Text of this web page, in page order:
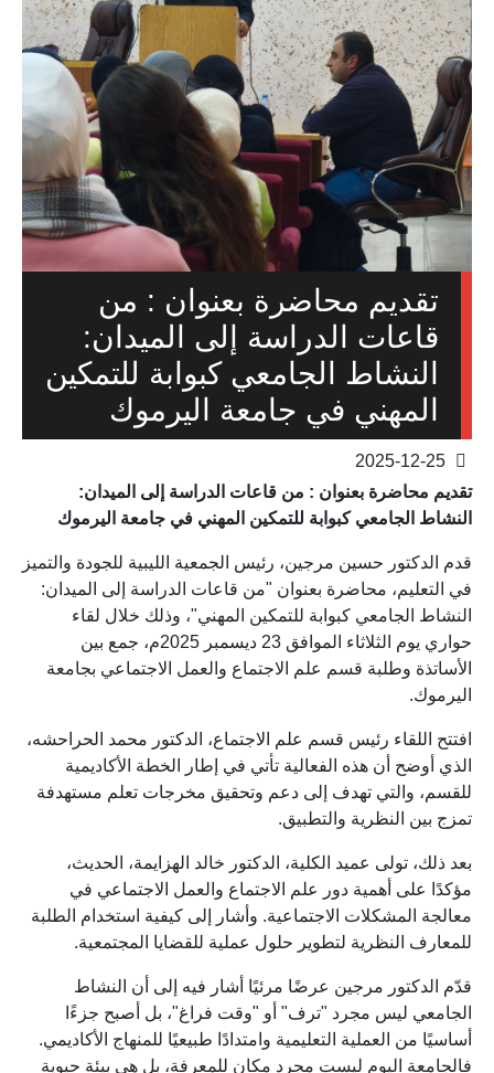
تقديم محاضرة بعنوان : من
قاعات الدراسة إلى الميدان:
النشاط الجامعي كبوابة للتمكين
المهني في جامعة اليرموك
تقديم محاضرة بعنوان : من قاعات الدراسة إلى الميدان:
النشاط الجامعي كبوابة للتمكين المهني في جامعة اليرموك
قدم الدكتور حسين مرجين، رئيس الجمعية الليبية للجودة والتميز
في التعليم، محاضرة بعنوان "من قاعات الدراسة إلى الميدان:
النشاط الجامعي كبوابة للتمكين المهني"، وذلك خلال لقاء
حواري يوم الثلاثاء الموافق 23 ديسمبر 2025م، جمع بين
الأساتذة وطلبة قسم علم الاجتماع والعمل الاجتماعي بجامعة
اليرموك.
افتتح اللقاء رئيس قسم علم الاجتماع، الدكتور محمد الحراحشه،
الذي أوضح أن هذه الفعالية تأتي في إطار الخطة الأكاديمية
للقسم، والتي تهدف إلى دعم وتحقيق مخرجات تعلم مستهدفة
تمزج بين النظرية والتطبيق.
بعد ذلك، تولى عميد الكلية، الدكتور خالد الهزايمة، الحديث،
مؤكدًا على أهمية دور علم الاجتماع والعمل الاجتماعي في
معالجة المشكلات الاجتماعية. وأشار إلى كيفية استخدام الطلبة
للمعارف النظرية لتطوير حلول عملية للقضايا المجتمعية.
قدّم الدكتور مرجين عرضًا مرئيًا أشار فيه إلى أن النشاط
الجامعي ليس مجرد "ترف" أو "وقت فراغ"، بل أصبح جزءًا
أساسيًا من العملية التعليمية وامتدادًا طبيعيًا للمنهاج الأكاديمي.
فالجامعة اليوم ليست مجرد مكان للمعرفة، بل هي بيئة حيوية